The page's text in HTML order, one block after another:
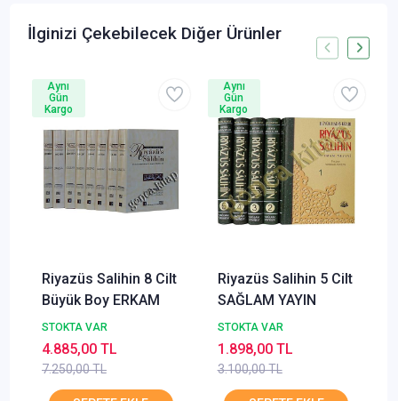
İlginizi Çekebilecek Diğer Ürünler
Riyazüs Salihin 8 Cilt
Büyük Boy ERKAM
STOKTA VAR
7.250,00 TL
4.885,00 TL
Aynı
Gün
Kargo
Riyazüs Salihin 5 Cilt
SAĞLAM YAYIN
STOKTA VAR
3.100,00 TL
1.898,00 TL
Aynı
Gün
Kargo